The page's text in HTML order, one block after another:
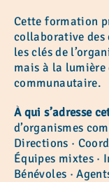
Cette formation
collaborative des
les clés de
mais à la lumière
communautaire.
À qui s’adresse
d’organismes
Directions ·
Équipes mixtes ·
Bénévoles ·